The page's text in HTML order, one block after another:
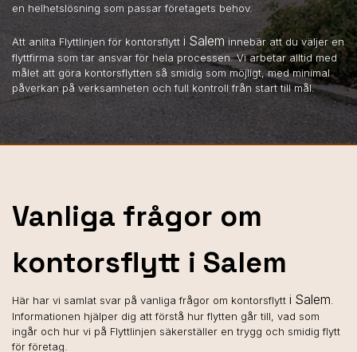
en helhetslösning som passar företagets behov.
Att anlita Flyttlinjen för kontorsflytt i Saleminnebär att du väljer en
flyttfirma som tar ansvar för hela processen. Vi arbetar alltid med
målet att göra kontorsflytten så smidig som möjligt, med minimal
påverkan på verksamheten och full kontroll från start till mål.
Vanliga frågor om
kontorsflytt i Salem
Här har vi samlat svar på vanliga frågor om kontorsflytt i Salem
Informationen hjälper dig att förstå hur flytten går till, vad som
ingår och hur vi på Flyttlinjen säkerställer en trygg och smidig flytt
för företag.